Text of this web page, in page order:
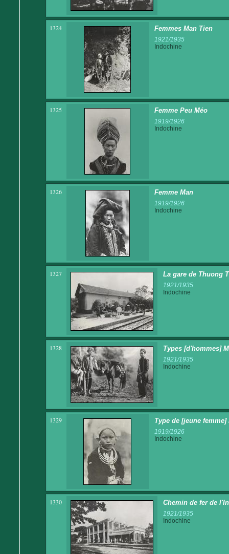
1324 Femmes Man Tien
1921/1935
Indochine
1325 Femme Peu Méo
1919/1926
Indochine
1326 Femme Man
1919/1926
Indochine
1327 La gare de Thuong
1921/1935
Indochine
1328 Types [d'hommes]
1921/1935
Indochine
1329 Type de [jeune femme]
1919/1926
Indochine
1330 Chemin de fer de
1921/1935
Indochine